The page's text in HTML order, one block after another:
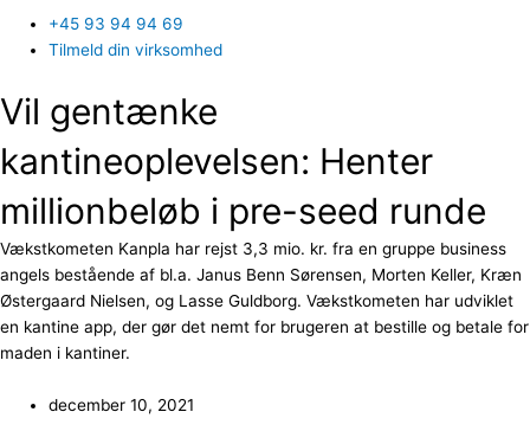
+45 93 94 94 69
Tilmeld din virksomhed
Vil gentænke
kantineoplevelsen: Henter
millionbeløb i pre-seed runde
Vækstkometen Kanpla har rejst 3,3 mio. kr. fra en gruppe business
angels bestående af bl.a. Janus Benn Sørensen, Morten Keller, Kræn
Østergaard Nielsen, og Lasse Guldborg. Vækstkometen har udviklet
en kantine app, der gør det nemt for brugeren at bestille og betale for
maden i kantiner.
december 10, 2021